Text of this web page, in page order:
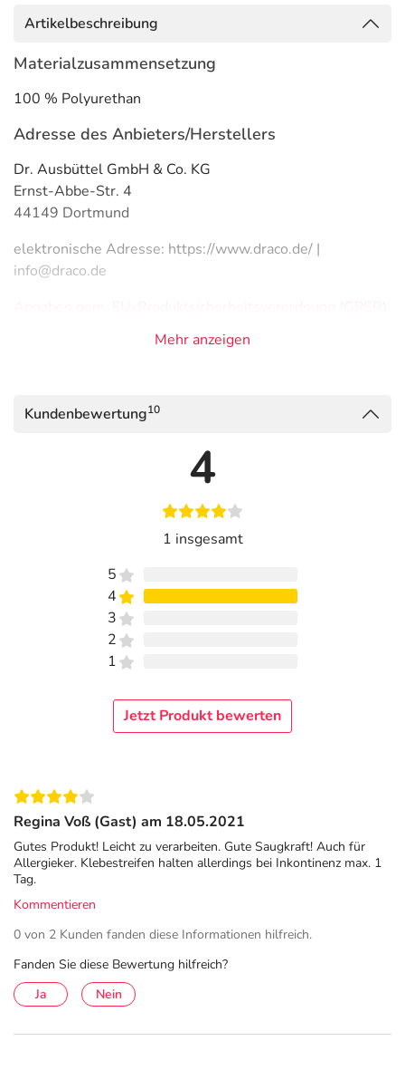
Artikelbeschreibung
Materialzusammensetzung
100 % Polyurethan
Adresse des Anbieters/Herstellers
Dr. Ausbüttel GmbH & Co. KG
Ernst-Abbe-Str. 4
44149 Dortmund
elektronische Adresse: https://www.draco.de/ |
info@draco.de
PDF des Beipackzettelskönnen Sie sich oben
Mehr anzeigen
Kundenbewertung10
4
1 insgesamt
5
4
3
2
1
Jetzt Produkt bewerten
Regina Voß (Gast) am 18.05.2021
Gutes Produkt! Leicht zu verarbeiten. Gute Saugkraft! Auch für
Allergieker. Klebestreifen halten allerdings bei Inkontinenz max. 1
Tag.
Kommentieren
0 von 2 Kunden fanden diese Informationen hilfreich.
Fanden Sie diese Bewertung hilfreich?
Ja
Nein